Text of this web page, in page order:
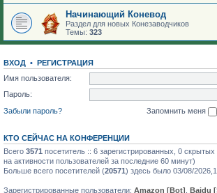
Начинающий Коневод
Раздел для новых Конезаводчиков
Темы: 323
ВХОД • РЕГИСТРАЦИЯ
Имя пользователя:
Пароль:
Забыли пароль?
Запомнить меня
КТО СЕЙЧАС НА КОНФЕРЕНЦИИ
Всего 3571 посетитель :: 6 зарегистрированных, 0
на активности пользователей за последние 60 минут)
Больше всего посетителей (20571) здесь было 03/08/
Зарегистрированные пользователи: Amazon [Bot] Baidu